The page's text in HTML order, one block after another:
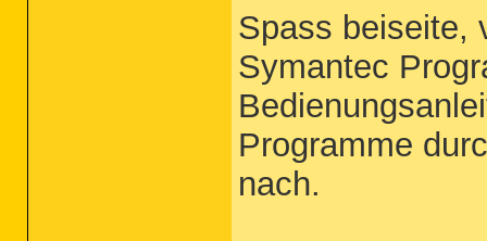
Spass beiseite,
Symantec
Programme
nach.